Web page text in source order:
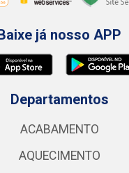
já nosso APP
Departamentos
ACABAMENTO
AQUECIMENTO